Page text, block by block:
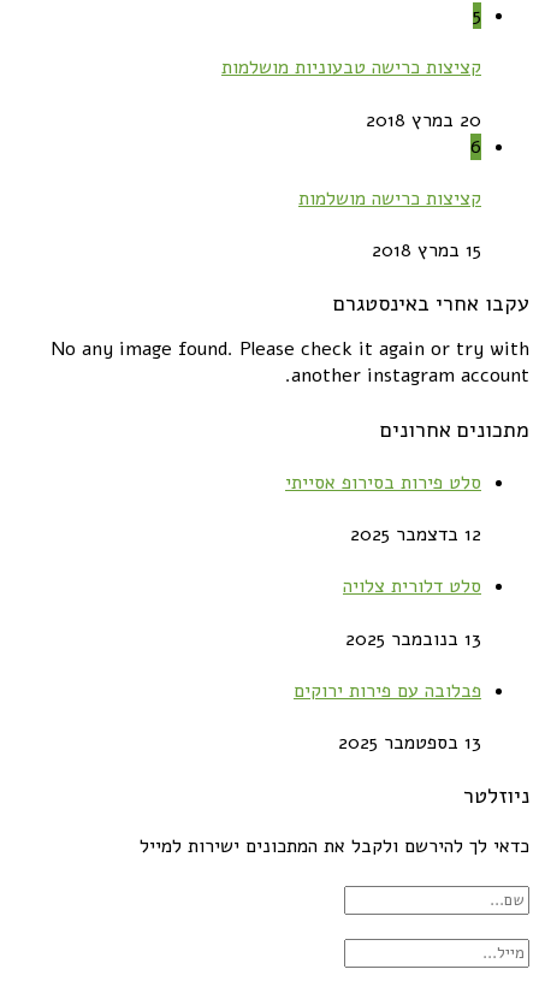
5
קציצות כרישה טבעוניות מושלמות
20 במרץ 2018
6
קציצות כרישה מושלמות
15 במרץ 2018
עקבו אחרי באינסטגרם
No any image found. Please check it again or try with
another instagram account.
מתכונים אחרונים
סלט פירות בסירופ אסייתי
12 בדצמבר 2025
סלט דלורית צלויה
13 בנובמבר 2025
פבלובה עם פירות ירוקים
13 בספטמבר 2025
ניוזלטר
כדאי לך להירשם ולקבל את המתכונים ישירות למייל